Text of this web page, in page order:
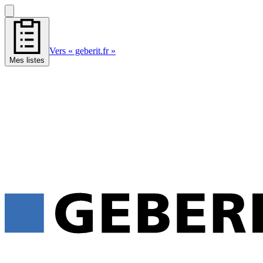
Mes listes
Vers « geberit.fr »